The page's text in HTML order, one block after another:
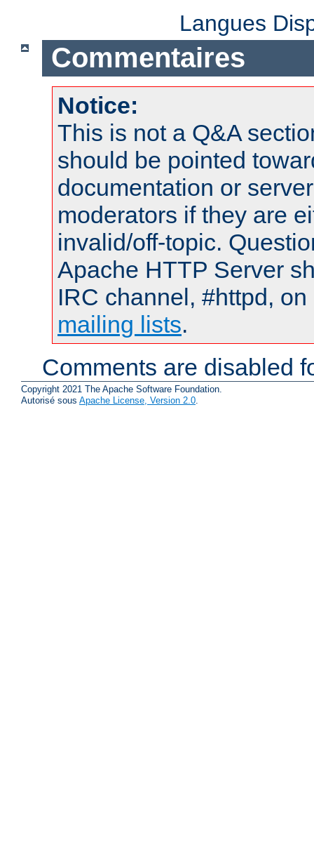
Langues
Commentaires
Notice:
This is not a Q&A
should be pointed
documentation or
moderators if they are
invalid/off-topic.
Apache HTTP Server
IRC channel, #httpd,
mailing lists.
Comments are disabled
Copyright 2021 The Apache Software Foundation.
Autorisé sous Apache License, Version 2.0